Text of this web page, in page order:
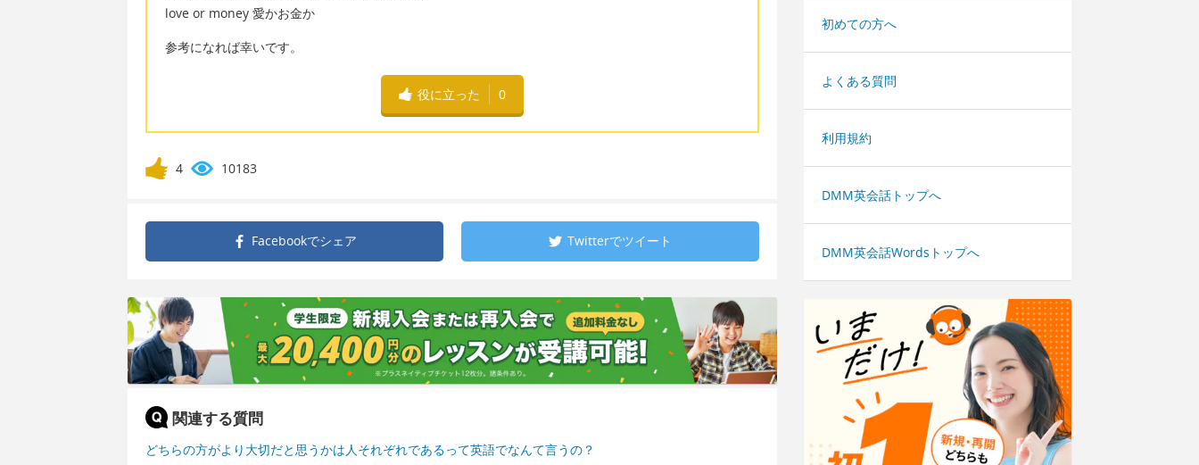
love or money 愛かお金か
参考になれば幸いです。
役に立った 0
4 10183
Facebookでシェア Twitterでツイート
関連する質問
どちらの方がより大切だと思うかは人それぞれであるって英語でなんて言うの？
初めての方へ
よくある質問
利用規約
DMM英会話トップへ
DMM英会話Wordsトップへ